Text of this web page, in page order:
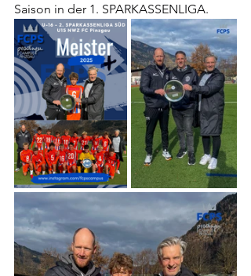
Saison in der 1. SPARKASSENLIGA.